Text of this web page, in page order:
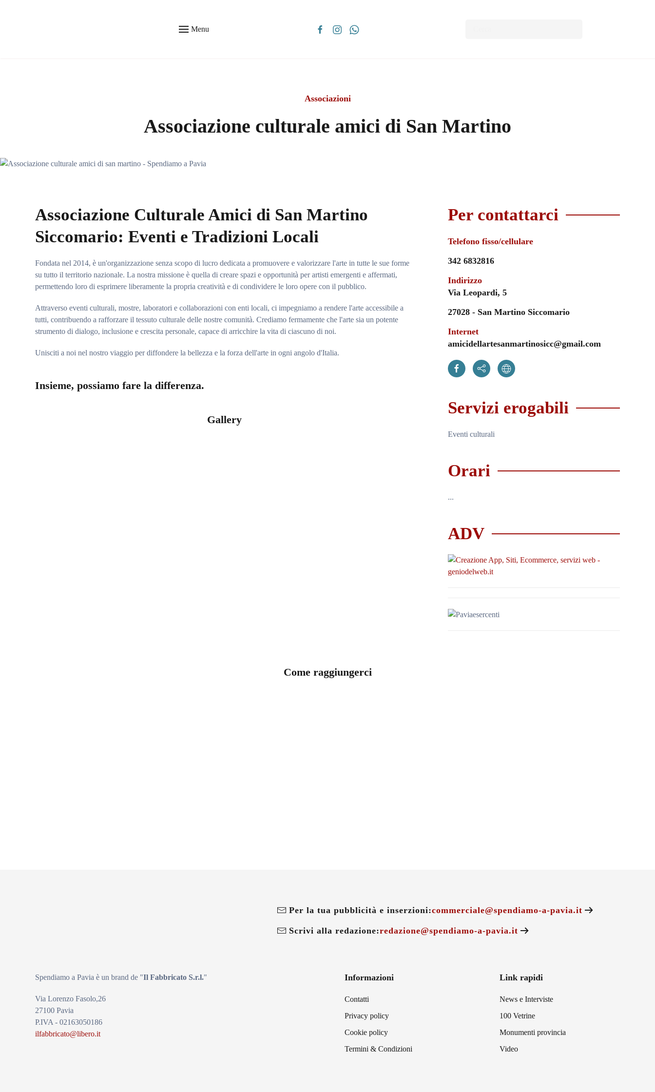
Menu
Associazioni
Associazione culturale amici di San Martino
Associazione Culturale Amici di San Martino
Siccomario: Eventi e Tradizioni Locali
Fondata nel 2014, è un'organizzazione senza scopo di lucro dedicata a promuovere e valorizzare l'arte in tutte le sue forme
su tutto il territorio nazionale. La nostra missione è quella di creare spazi e opportunità per artisti emergenti e affermati,
permettendo loro di esprimere liberamente la propria creatività e di condividere le loro opere con il pubblico.
Attraverso eventi culturali, mostre, laboratori e collaborazioni con enti locali, ci impegniamo a rendere l'arte accessibile a
tutti, contribuendo a rafforzare il tessuto culturale delle nostre comunità. Crediamo fermamente che l'arte sia un potente
strumento di dialogo, inclusione e crescita personale, capace di arricchire la vita di ciascuno di noi.
Unisciti a noi nel nostro viaggio per diffondere la bellezza e la forza dell'arte in ogni angolo d'Italia.
Insieme, possiamo fare la differenza.
Gallery
Per contattarci
Telefono fisso/cellulare
342 6832816
Indirizzo
Via Leopardi, 5
27028 - San Martino Siccomario
Internet
amicidellartesanmartinosicc@gmail.com
Servizi erogabili
Eventi culturali
Orari
...
ADV
Come raggiungerci
Per la tua pubblicità e inserzioni:commerciale@spendiamo-a-pavia.it
Scrivi alla redazione:redazione@spendiamo-a-pavia.it
Spendiamo a Pavia è un brand de "Il Fabbricato S.r.l."
Via Lorenzo Fasolo,26
27100 Pavia
P.IVA - 02163050186
ilfabbricato@libero.it
Informazioni
Contatti
Privacy policy
Cookie policy
Termini & Condizioni
Link rapidi
News e Interviste
100 Vetrine
Monumenti provincia
Video